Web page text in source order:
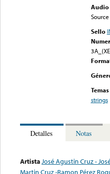
Audio
Sello
Temas
strings
Detalles Notas
ArtistaJosé Agustin Cruz -
Martin Cruz -Ramon Pérez